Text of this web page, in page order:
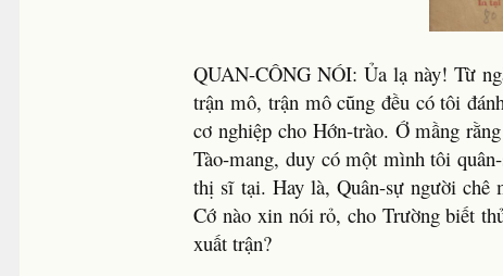
QUAN-CÔNG NÓI: Ủa lạ này! Từ
trận mô, trận mô cũng đều có tôi
cơ nghiệp cho Hớn-trào. Ớ mầng
Tào-mang, duy có một mình tôi
thị sĩ tại. Hay là, Quân-sự người chê
Cớ nào xin nói rỏ, cho Trường biết
xuất trận?